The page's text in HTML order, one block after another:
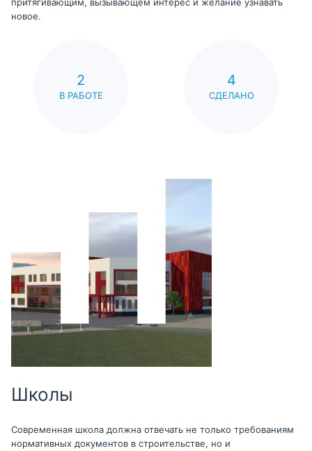
притягивающим, вызывающем интерес и желание узнавать
новое.
2
В РАБОТЕ
4
СДЕЛАНО
Школы
Современная школа должна отвечать не только требованиям
нормативных документов в строительстве, но и